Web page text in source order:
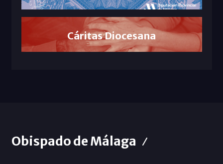
Cáritas Diocesana
Obispado de Málaga